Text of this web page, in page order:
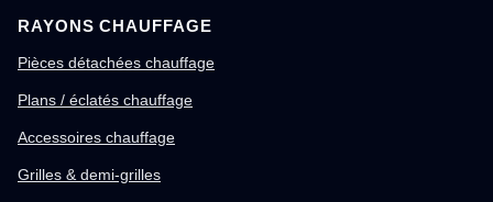
RAYONS CHAUFFAGE
Pièces détachées chauffage
Plans / éclatés chauffage
Accessoires chauffage
Grilles & demi-grilles